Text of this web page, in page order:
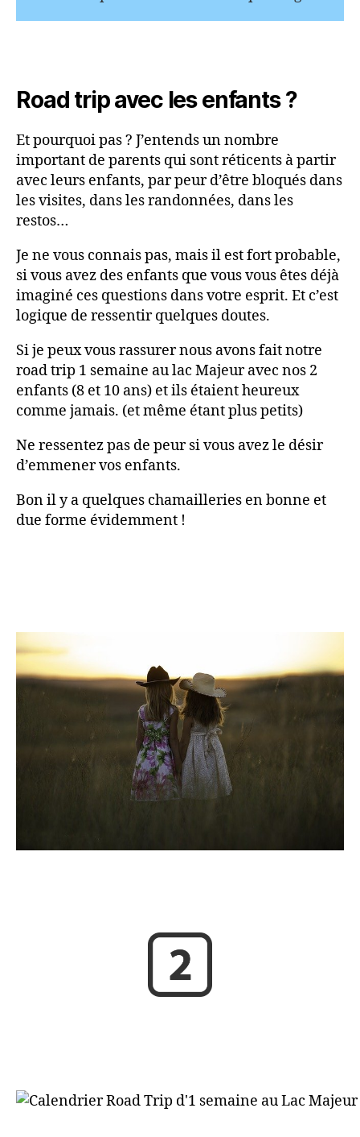
Road trip avec les enfants ?
Et pourquoi pas ? J’entends un nombre
important de parents qui sont réticents à partir
avec leurs enfants, par peur d’être bloqués dans
les visites, dans les randonnées, dans les
restos…
Je ne vous connais pas, mais il est fort probable,
si vous avez des enfants que vous vous êtes déjà
imaginé ces questions dans votre esprit. Et c’est
logique de ressentir quelques doutes.
Si je peux vous rassurer nous avons fait notre
road trip 1 semaine au lac Majeur avec nos 2
enfants (8 et 10 ans) et ils étaient heureux
comme jamais. (et même étant plus petits)
Ne ressentez pas de peur si vous avez le désir
d’emmener vos enfants.
Bon il y a quelques chamailleries en bonne et
due forme évidemment !